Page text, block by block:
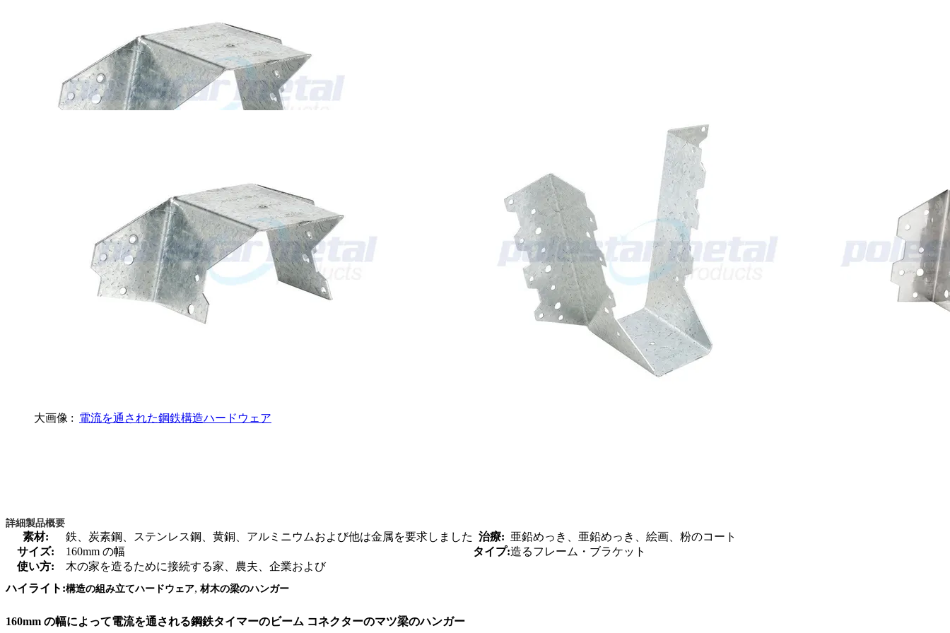
大画像 : 電流を通された鋼鉄構造ハードウェア
詳細製品概要
素材: 鉄、炭素鋼、ステンレス鋼、黄銅、アルミニウムおよび他は金属を要求しました 治療: 亜鉛めっき、亜鉛めっき、絵画、粉のコート
サイズ:
160mm の幅 タイプ:造るフレーム・ブラケット
使い方:
木の家を造るために接続する家、農夫、企業および
ハイライト:構造の組み立てハードウェア, 材木の梁のハンガー
160mm の幅によって電流を通される鋼鉄タイマーのビーム コネクターのマツ梁のハンガー